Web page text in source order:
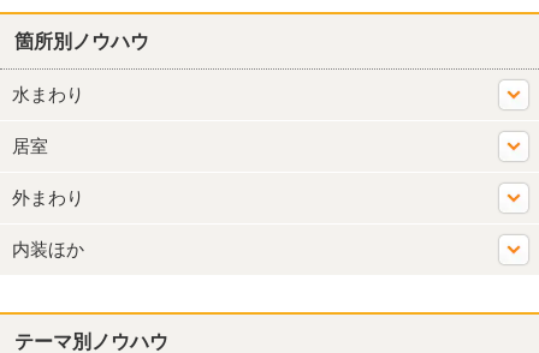
箇所別ノウハウ
水まわり
居室
外まわり
内装ほか
テーマ別ノウハウ